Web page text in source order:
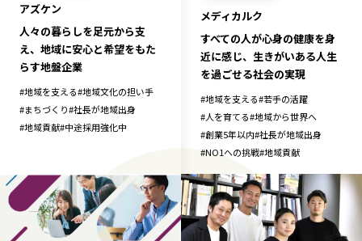
アズケン
人々の暮らしを足元から支
え、地域に安心と希望をもた
らす地盤企業
#地域を支える#地域文化の担い手
#まちづくり#社長が地域出身
#地域貢献#中途採用強化中
メディカルク
すべての人が心身の健康を身
近に感じ、生きがいある人生
を過ごせる社会の実現
#地域を支える#若手の活躍
#人を育てる#地域から世界へ
#創業5年以内#社長が地域出身
#NO1への挑戦#地域貢献